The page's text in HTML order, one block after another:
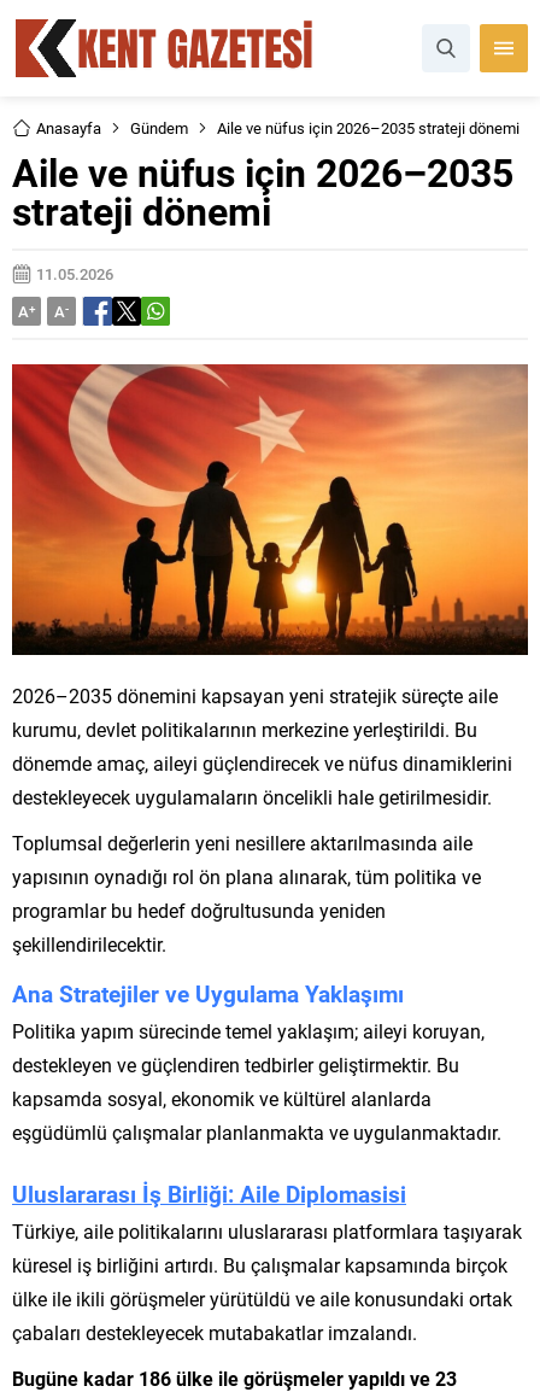
Anasayfa Gündem Aile ve nüfus için 2026–2035 strateji dönemi
Aile ve nüfus için 2026–2035
strateji dönemi
11.05.2026
A+ A-
2026–2035 dönemini kapsayan yeni stratejik süreçte aile
kurumu, devlet politikalarının merkezine yerleştirildi. Bu
dönemde amaç, aileyi güçlendirecek ve nüfus dinamiklerini
destekleyecek uygulamaların öncelikli hale getirilmesidir.
Toplumsal değerlerin yeni nesillere aktarılmasında aile
yapısının oynadığı rol ön plana alınarak, tüm politika ve
programlar bu hedef doğrultusunda yeniden
şekillendirilecektir.
Ana Stratejiler ve Uygulama Yaklaşımı
Politika yapım sürecinde temel yaklaşım; aileyi koruyan,
destekleyen ve güçlendiren tedbirler geliştirmektir. Bu
kapsamda sosyal, ekonomik ve kültürel alanlarda
eşgüdümlü çalışmalar planlanmakta ve uygulanmaktadır.
Uluslararası İş Birliği: Aile Diplomasisi
Türkiye, aile politikalarını uluslararası platformlara taşıyarak
küresel iş birliğini artırdı. Bu çalışmalar kapsamında birçok
ülke ile ikili görüşmeler yürütüldü ve aile konusundaki ortak
çabaları destekleyecek mutabakatlar imzalandı.
Bugüne kadar 186 ülke ile görüşmeler yapıldı ve 23